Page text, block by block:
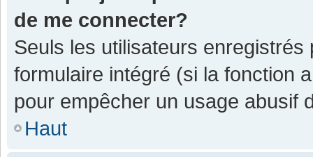
de me connecter?
Seuls les utilisateurs enregistrés
formulaire intégré (si la fonction
pour empêcher un usage abusif
Haut